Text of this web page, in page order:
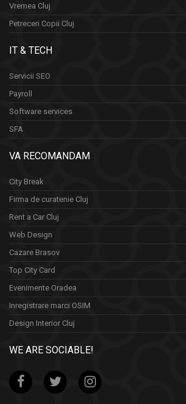
Vremea Cluj
Petreceri Copii Cluj
IT & TECH
Servicii SEO
Payroll
Software services
SFA
VA RECOMANDAM
City Break
Firma de curatenie Cluj
Rent a Car Cluj
Web Design
Cazare Brasov
Top City Card
Evenimente Oradea
Inregistrare marci OSIM
Design Interior Cluj
WE ARE SOCIABLE!